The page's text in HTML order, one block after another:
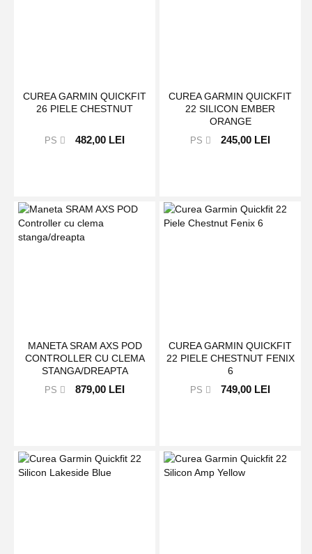
CUREA GARMIN QUICKFIT
26 PIELE CHESTNUT
PS 482,00 LEI
CUREA GARMIN QUICKFIT
22 SILICON EMBER
ORANGE
PS 245,00 LEI
MANETA SRAM AXS POD
CONTROLLER CU CLEMA
STANGA/DREAPTA
PS 879,00 LEI
CUREA GARMIN QUICKFIT
22 PIELE CHESTNUT FENIX
6
PS 749,00 LEI